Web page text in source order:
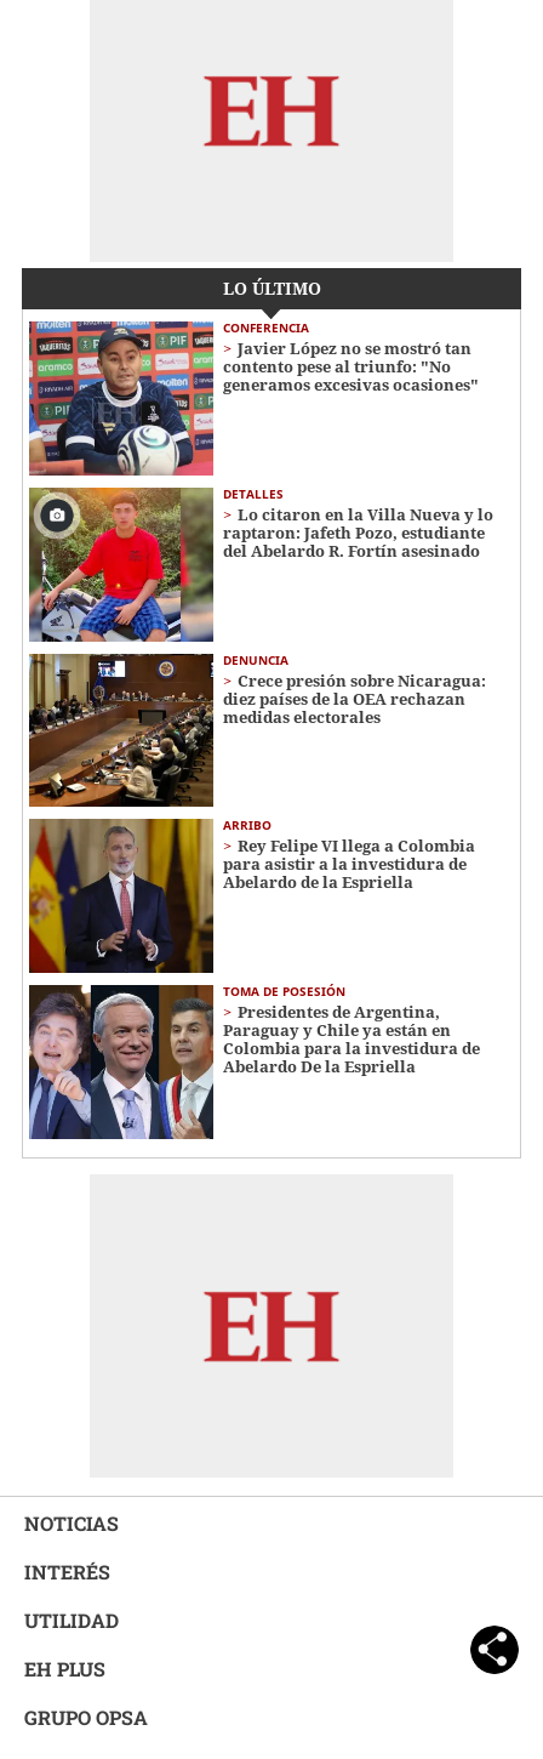
LO ÚLTIMO
CONFERENCIA
Javier López no se mostró tan
contento pese al triunfo: "No
generamos excesivas ocasiones"
DETALLES
Lo citaron en la Villa Nueva y lo
raptaron: Jafeth Pozo, estudiante
del Abelardo R. Fortín asesinado
DENUNCIA
Crece presión sobre Nicaragua:
diez países de la OEA rechazan
medidas electorales
ARRIBO
Rey Felipe VI llega a Colombia
para asistir a la investidura de
Abelardo de la Espriella
TOMA DE POSESIÓN
Presidentes de Argentina,
Paraguay y Chile ya están en
Colombia para la investidura de
Abelardo De la Espriella
NOTICIAS
INTERÉS
UTILIDAD
EH PLUS
GRUPO OPSA